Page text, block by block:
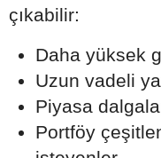
çıkabilir:
Daha yüksek
Uzun vadeli
Piyasa
Portföy